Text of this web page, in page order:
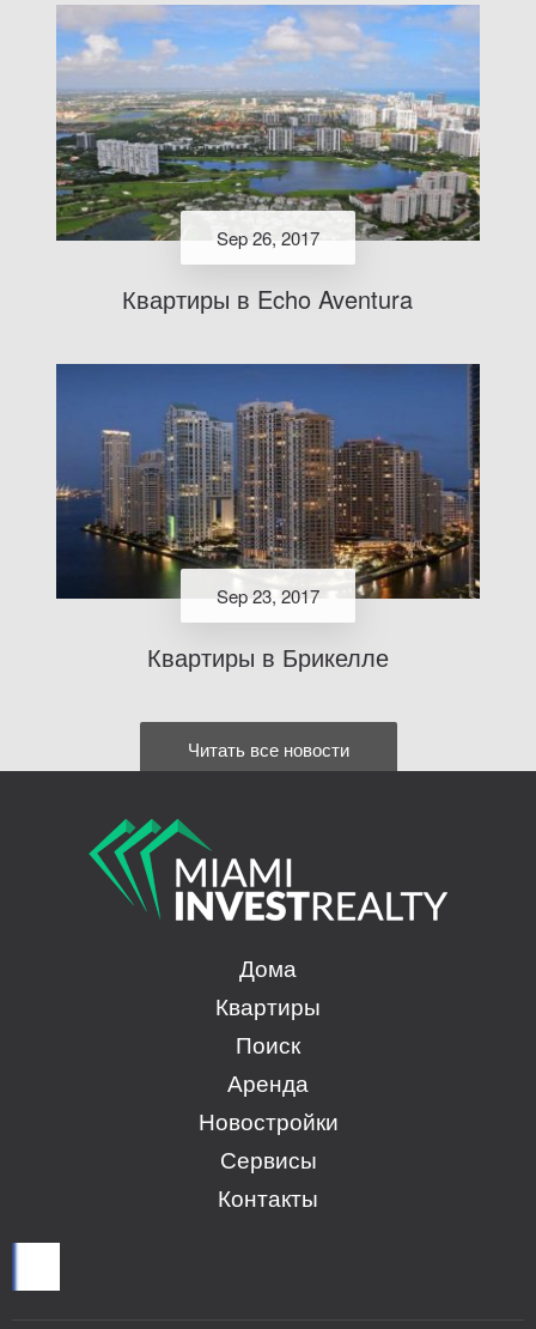
Sep 26, 2017
Квартиры в Echo Aventura
Sep 23, 2017
Квартиры в Брикелле
Читать все новости
Дома
Квартиры
Поиск
Аренда
Новостройки
Сервисы
Контакты